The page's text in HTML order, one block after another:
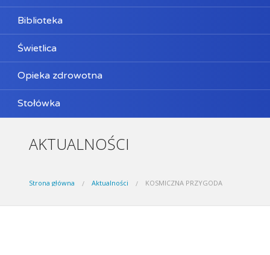
Biblioteka
Świetlica
Opieka zdrowotna
Stołówka
AKTUALNOŚCI
Strona główna Aktualności KOSMICZNA PRZYGODA